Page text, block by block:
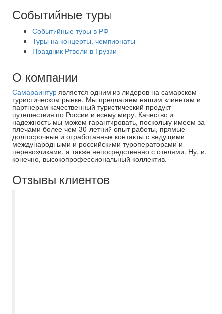
Событийные туры
Событийные туры в РФ
Туры на концерты, чемпионаты
Праздник Ртвели в Грузии
О компании
Самараинтур является одним из лидеров на самарском
туристическом рынке. Мы предлагаем нашим клиентам и
партнерам качественный туристический продукт —
путешествия по России и всему миру. Качество и
надежность мы можем гарантировать, поскольку имеем за
плечами более чем 30-летний опыт работы, прямые
долгосрочные и отработанные контакты с ведущими
международными и российскими туроператорами и
перевозчиками, а также непосредственно с отелями. Ну, и,
конечно, высокопрофессиональный коллектив.
Отзывы клиентов